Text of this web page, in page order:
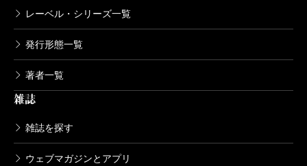
レーベル・シリーズ一覧
発行形態一覧
著者一覧
雑誌
雑誌を探す
ウェブマガジンとアプリ